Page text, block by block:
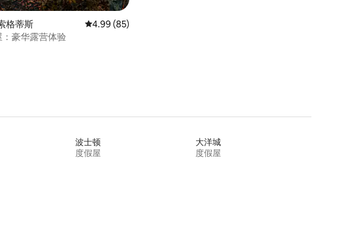
格蒂斯 平均评分 4.99 分（满分 5 分），共 85 条评价
4.99 (85)
豪华露营体验
波士顿
度假屋
大洋城
度假屋